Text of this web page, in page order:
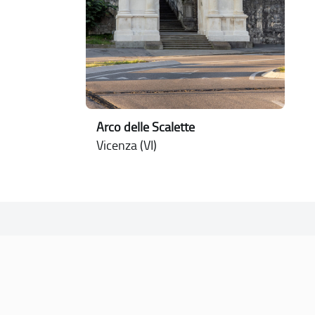
Arco delle Scalette
Vicenza (VI)